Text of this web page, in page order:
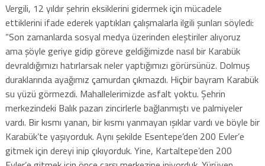
Vergili, 12 yıldır şehrin eksiklerini gidermek için mücadele
ettiklerini ifade ederek yaptıkları çalışmalarla ilgili şunları söyledi:
“Son zamanlarda sosyal medya üzerinden eleştiriler alıyoruz
ama şöyle geriye gidip göreve geldiğimizde nasıl bir Karabük
devraldığımızı hatırlarsak neler yaptığımızı görürsünüz. Dolmuş
duraklarında ayağımız çamurdan çıkmazdı. Hiçbir bayram Karabük
su yüzü görmezdi. Mahallelerimizde asfalt yoktu. Şehrin
merkezindeki Balık pazarı zincirlerle bağlanmıştı ve palmiyeler
vardı. Bir kısmı yanan, bir kısmı yanmayan ışıklar vardı ve böyle bir
Karabük’te yaşıyorduk. Aynı şekilde Esentepe’den 200 Evler’e
gitmek için dereyi inip çıkıyorduk. Yine, Kartaltepe’den 200